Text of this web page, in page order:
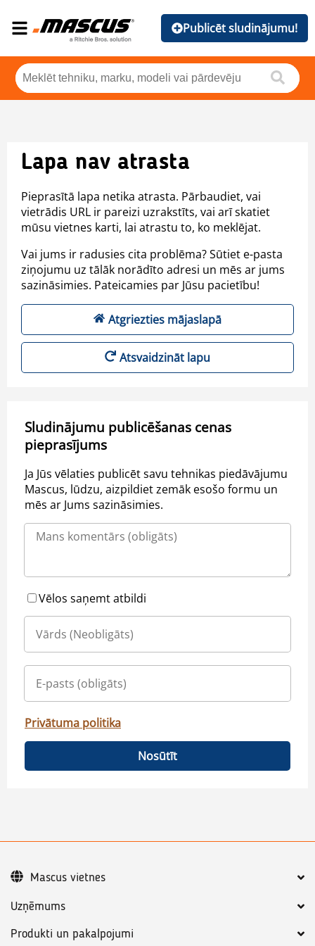
Publicēt sludinājumu!
Lapa nav atrasta
Pieprasītā lapa netika atrasta. Pārbaudiet, vai
vietrādis URL ir pareizi uzrakstīts, vai arī skatiet
mūsu vietnes karti, lai atrastu to, ko meklējat.
Vai jums ir radusies cita problēma? Sūtiet e-pasta
ziņojumu uz tālāk norādīto adresi un mēs ar jums
sazināsimies. Pateicamies par Jūsu pacietību!
Atgriezties mājaslapā
Atsvaidzināt lapu
Sludinājumu publicēšanas cenas
pieprasījums
Ja Jūs vēlaties publicēt savu tehnikas piedāvājumu
Mascus, lūdzu, aizpildiet zemāk esošo formu un
mēs ar Jums sazināsimies.
Vēlos saņemt atbildi
Privātuma politika
Nosūtīt
Uzņēmums
Produkti un pakalpojumi
Mascus vietnes